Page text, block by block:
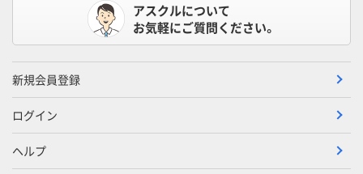
アスクルについて
お気軽にご質問ください。
新規会員登録
ログイン
ヘルプ